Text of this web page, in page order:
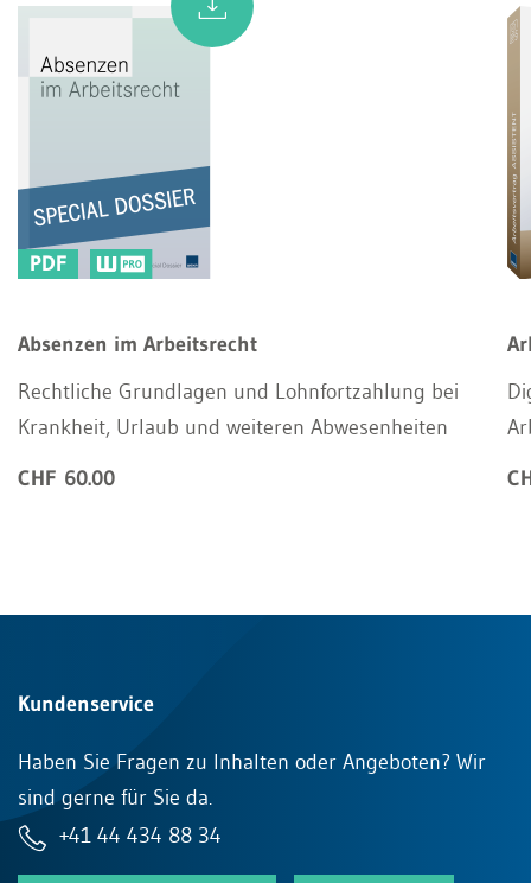
PDF
Absenzen im Arbeitsrecht
Rechtliche Grundlagen und Lohnfortzahlung bei
Krankheit, Urlaub und weiteren Abwesenheiten
CHF 60.00
Kundenservice
Haben Sie Fragen zu Inhalten oder Angeboten? Wir
sind gerne für Sie da.
+41 44 434 88 34